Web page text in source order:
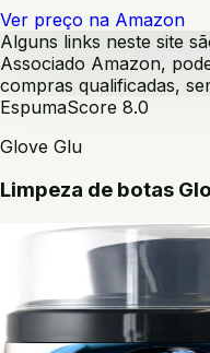
Ver preço na Amazon
Alguns links neste site
Associado Amazon,
compras qualificadas,
EspumaScore 8.0
Glove Glu
Limpeza de botas